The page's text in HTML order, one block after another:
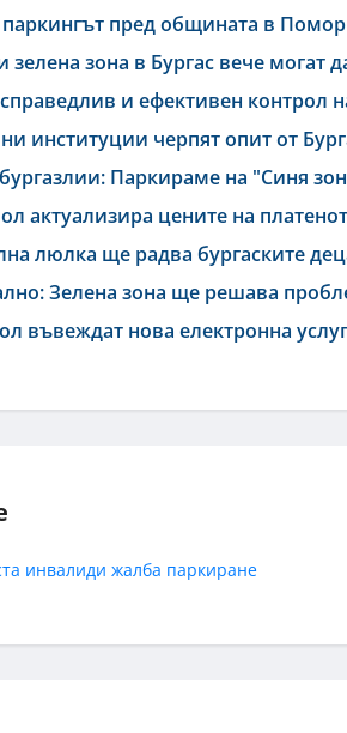
пред общината в
зелена зона в Бургас вече могат
и ефективен контрол
институции черпят опит от
Паркираме на "Синя
актуализира цените на
люлка ще радва бургаските
Зелена зона ще решава
въвеждат нова електронна
инвалиди жалба паркиране